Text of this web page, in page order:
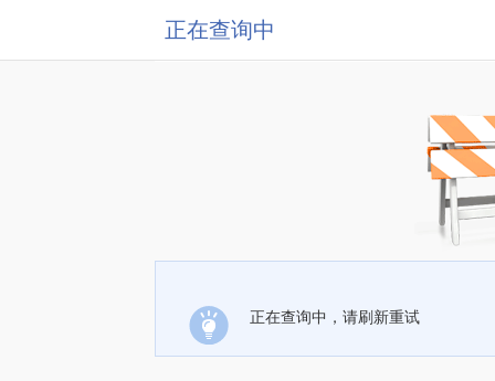
正在查询中
正在查询中，请刷新重试